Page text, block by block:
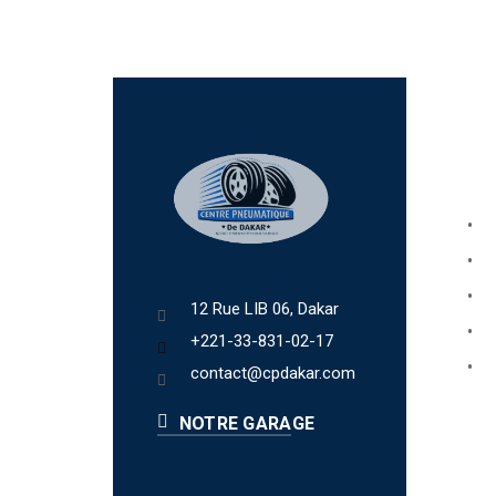
12 Rue LIB 06, Dakar
+221-33-831-02-17
contact@cpdakar.com
NOTRE GARAGE